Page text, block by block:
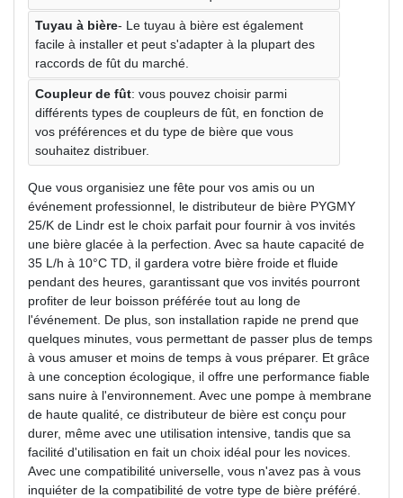
Tuyau à bière- Le tuyau à bière est également
facile à installer et peut s'adapter à la plupart des
raccords de fût du marché.
Coupleur de fût: vous pouvez choisir parmi
différents types de coupleurs de fût, en fonction de
vos préférences et du type de bière que vous
souhaitez distribuer.
Que vous organisiez une fête pour vos amis ou un
événement professionnel, le distributeur de bière PYGMY
25/K de Lindr est le choix parfait pour fournir à vos invités
une bière glacée à la perfection. Avec sa haute capacité de
35 L/h à 10°C TD, il gardera votre bière froide et fluide
pendant des heures, garantissant que vos invités pourront
profiter de leur boisson préférée tout au long de
l'événement. De plus, son installation rapide ne prend que
quelques minutes, vous permettant de passer plus de temps
à vous amuser et moins de temps à vous préparer. Et grâce
à une conception écologique, il offre une performance fiable
sans nuire à l'environnement. Avec une pompe à membrane
de haute qualité, ce distributeur de bière est conçu pour
durer, même avec une utilisation intensive, tandis que sa
facilité d'utilisation en fait un choix idéal pour les novices.
Avec une compatibilité universelle, vous n'avez pas à vous
inquiéter de la compatibilité de votre type de bière préféré.